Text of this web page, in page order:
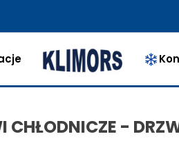
CHŁODNICZE -